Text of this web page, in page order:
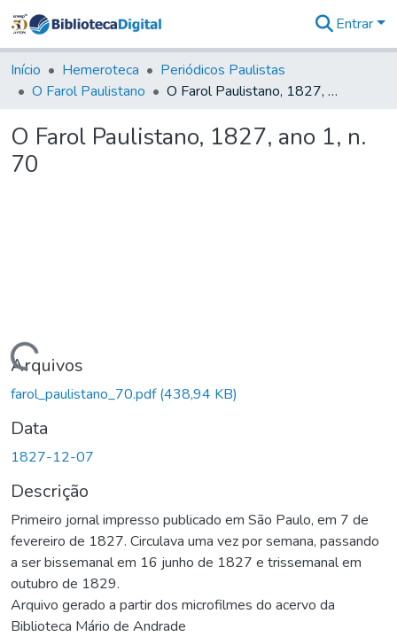
&
Coleções
Tudo na
Digital
Entrar
Início Hemeroteca
Periódicos Paulistas
O Farol Paulistano
O Farol Paulistano, 1827, ano 1, n. 70
O Farol Paulistano, 1827, ano 1, n.
70
Carregando...
Arquivos
farol_paulistano_70.pdf(438,94 KB)
Data
1827-12-07
Descrição
Primeiro jornal impresso publicado em São Paulo, em 7 de
fevereiro de 1827. Circulava uma vez por semana, passando
a ser bissemanal em 16 junho de 1827 e trissemanal em
outubro de 1829.
Arquivo gerado a partir dos microfilmes do acervo da
Biblioteca Mário de Andrade